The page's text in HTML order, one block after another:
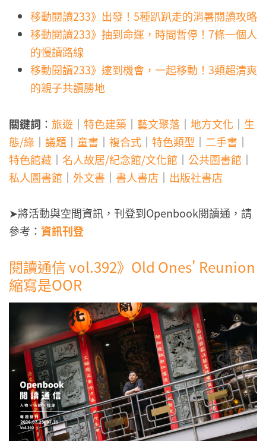
移動閱讀233》出發！5種趴趴走的消暑閱讀攻略
移動閱讀233》抽到命運，時間暫停！7條一個人
的慢讀路線
移動閱讀233》逮到機會，一起移動！3類超清爽
的親子共讀勝地
關鍵詞 ： 旅遊 ｜ 特色建築 ｜ 藝文聚落 ｜ 地方文化 ｜ 生
態/綠 ｜ 議題 ｜ 童書 ｜ 複合式 ｜ 特色類型 ｜ 二手書 ｜
特色館藏 ｜ 名人故居/紀念館/文化館 ｜ 公共圖書館 ｜
私人圖書館 ｜ 外文書 ｜ 書人書店 ｜ 出版社書店
➤將活動與空間資訊，刊登到Openbook閱讀通，請
參考： 資訊刊登
閱讀通信 vol.392》Old Ones' Reunion
縮寫是OOR